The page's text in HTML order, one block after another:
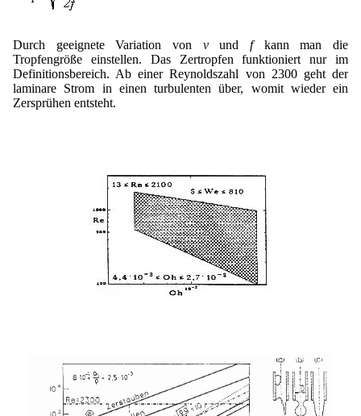
Durch geeignete Variation von vundf kann man die
Tropfengröße einstellen. Das Zertropfen funktioniert nur im
Definitionsbereich. Ab einer Reynoldszahl von 2300 geht der
laminare Strom in einen turbulenten über, womit wieder ein
Zersprühen entsteht.